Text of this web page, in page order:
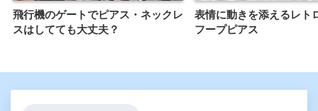
飛行機のゲートでピアス・ネックレ
スはしてても大丈夫？
表情に動きを添えるレト
フープピアス